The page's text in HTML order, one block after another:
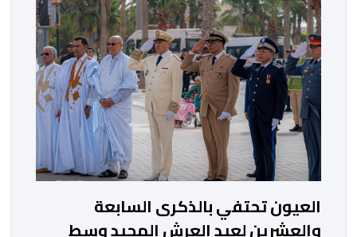
العيون تحتفي بالذكرى السابعة
والعشرين لعيد العرش المجيد وسط